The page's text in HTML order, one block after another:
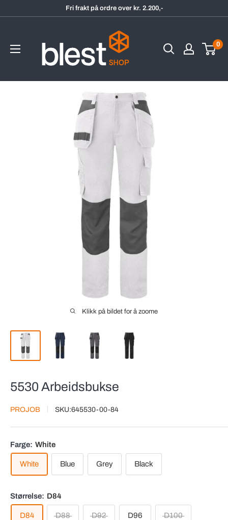
Fri frakt på ordre over kr. 2.200,-
0
Klikk på bildet for å zoome
5530 Arbeidsbukse
PROJOB SKU:645530-00-84
Farge: White
White Blue Grey Black
Størrelse: D84
D84 D88 D92 D96 D100